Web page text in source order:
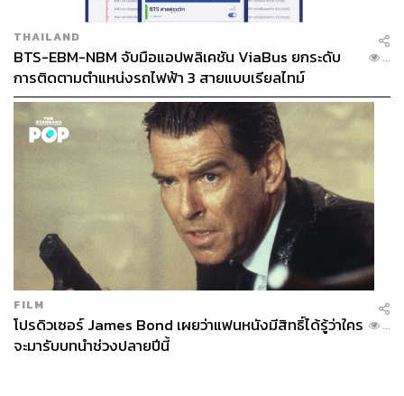
ส่วนเมนคอร์สที่เป็นไฮไลต์ของอาหารชุดไคเซกิคือเนื้อวากิว
A4 ย่างใบโฮบะ ต้องบอกว่าคนรักเนื้อต้องฟินเพราะเนื้อนุ่ม
ละลายในปาก และการย่างใบโฮบะก็ยิ่งทำให้หอมชวนกิน
THAILAND
BTS-EBM-NBM จับมือแอปพลิเคชัน ViaBus ยกระดับ
การติดตามตำแหน่งรถไฟฟ้า 3 สายแบบเรียลไทม์
...
FILM
โปรดิวเซอร์ James Bond เผยว่าแฟนหนังมีสิทธิ์ได้รู้ว่าใคร
จะมารับบทนำช่วงปลายปีนี้
...